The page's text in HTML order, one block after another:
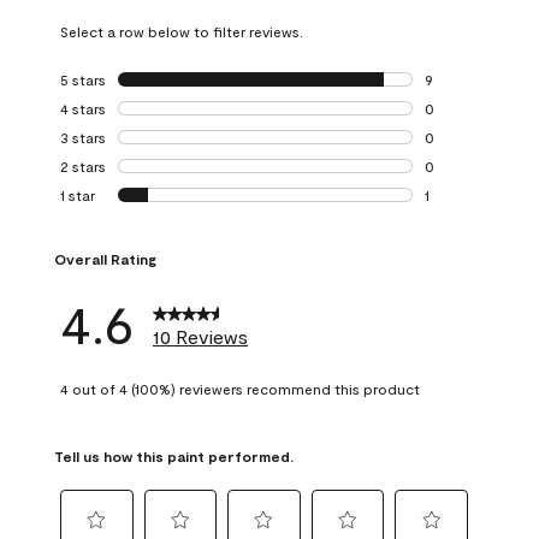
Select a row below to filter reviews.
5 stars stars
9
9 reviews with 5
4 stars stars
0
0 reviews with 4
3 stars stars
0
0 reviews with 3
2 stars stars
0
0 reviews with 2
1 star stars
1
Overall Rating
4.6 10 Reviews
4 out of 4 (100%) reviewers recommend this product
Tell us how this paint performed.